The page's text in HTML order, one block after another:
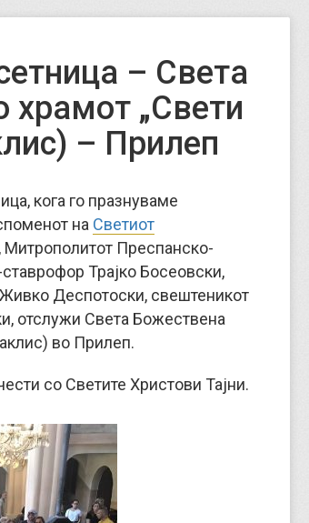
– Света
храмот „Свети
– Прилеп
кога го празнуваме
на Светиот
, Митрополитот Преспанско-
Трајко Босеовски,
Деспотоски, свештеникот
отслужи Света Божествена
во Прилеп.
со Светите Христови Тајни.